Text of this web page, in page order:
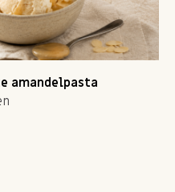
amandelpasta